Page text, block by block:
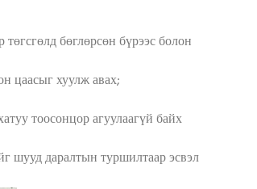
бөглөрсөн бүрээс болон
цаасыг хуулж авах;
тоосонцор агуулаагүй байх
шууд даралтын туршилтаар эсвэл